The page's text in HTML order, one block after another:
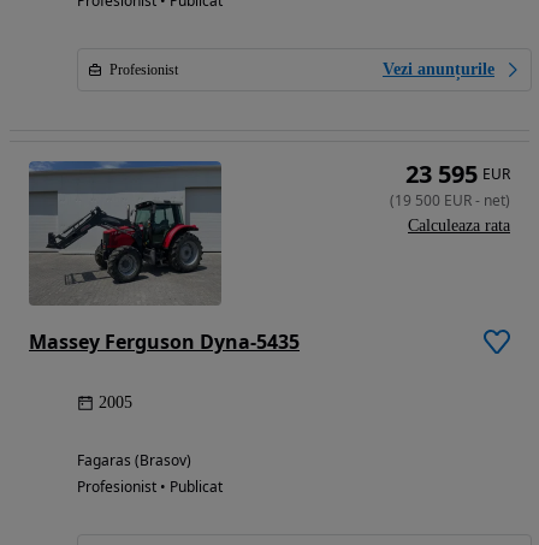
Profesionist Vezi anunțurile
Massey Ferguson Dyna-5435
2005
Fagaras (Brasov)
Profesionist • Publicat
23 595 EUR
(19 500 EUR- net)
Calculeaza rata